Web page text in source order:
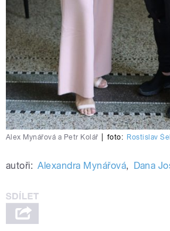
Alex Mynářová a Petr Kolář foto: Rostislav
autoři: Alexandra Mynářová, Dana